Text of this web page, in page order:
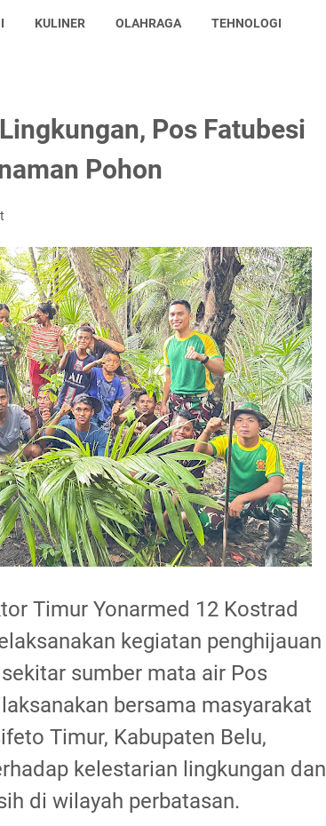
KULINER OLAHRAGA TEHNOLOGI
Pos Fatubesi
Pohon
Timur Yonarmed 12 Kostrad
kegiatan penghijauan
sumber mata air Pos
bersama masyarakat
Timur, Kabupaten Belu,
kelestarian lingkungan dan
di wilayah perbatasan.